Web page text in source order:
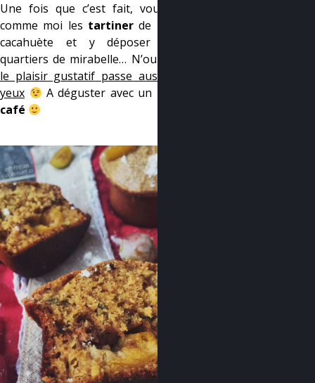
Une fois que c’est fait, vous pouvez
comme moi les tartiner de beurre de
cacahuète et y déposer quelques
quartiers de mirabelle… N’oubliez pas :
le plaisir gustatif passe aussi par les
yeux
A déguster avec un
café